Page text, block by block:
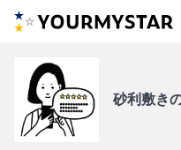
砂利敷き